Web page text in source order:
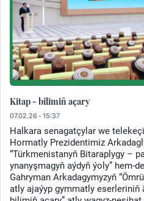
Kitap - bilimiñ açary
07.02.26 - 15:37
Halkara senagatçylar we
Hormatly Prezidentimiz
“Türkmenistanyň Bitaraplygy –
ynanyşmagyň aýdyň ýoly” hem-
Gahryman Arkadagymyzyň
atly ajaýyp gymmatly eserleriniň